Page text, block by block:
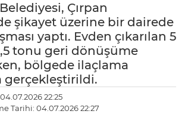
Çırpan
şikayet üzerine bir dairede
yaptı. Evden çıkarılan 5
tonu geri dönüşüme
bölgede ilaçlama
gerçekleştirildi.
22:25
Tarihi: 04.07.2026 22:27